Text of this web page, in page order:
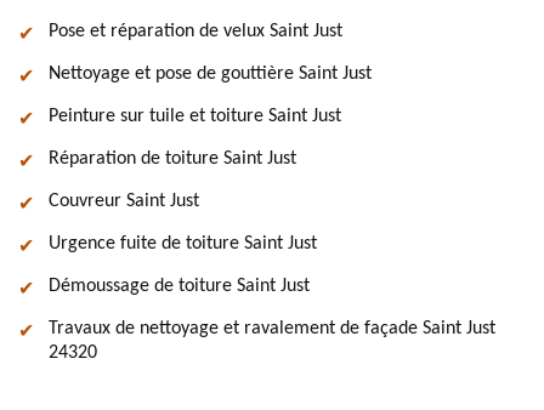
Pose et réparation de velux Saint Just
Nettoyage et pose de gouttière Saint Just
Peinture sur tuile et toiture Saint Just
Réparation de toiture Saint Just
Couvreur Saint Just
Urgence fuite de toiture Saint Just
Démoussage de toiture Saint Just
Travaux de nettoyage et ravalement de façade Saint Just
24320